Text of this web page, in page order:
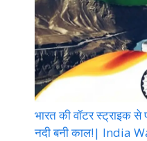
भारत की वॉटर स्ट्राइक से
नदी बनी काल!| India